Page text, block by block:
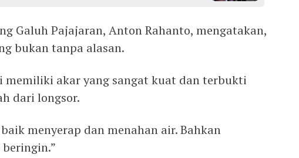
Galuh Pajajaran, Anton Rahanto, mengatakan,
bukan tanpa alasan.
memiliki akar yang sangat kuat dan terbukti
dari longsor.
menyerap dan menahan air. Bahkan